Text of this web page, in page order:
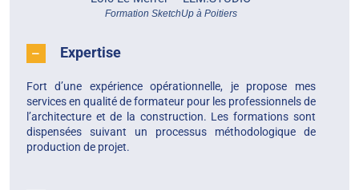
Formation SketchUp à Poitiers
Expertise
Fort d’une expérience opérationnelle, je propose mes
services en qualité de formateur pour les professionnels de
l’architecture et de la construction. Les formations sont
dispensées suivant un processus méthodologique de
production de projet.